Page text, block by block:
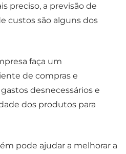
preciso, a previsão de
custos são alguns dos
faça um
de compras e
desnecessários e
dos produtos para
pode ajudar a melhorar a